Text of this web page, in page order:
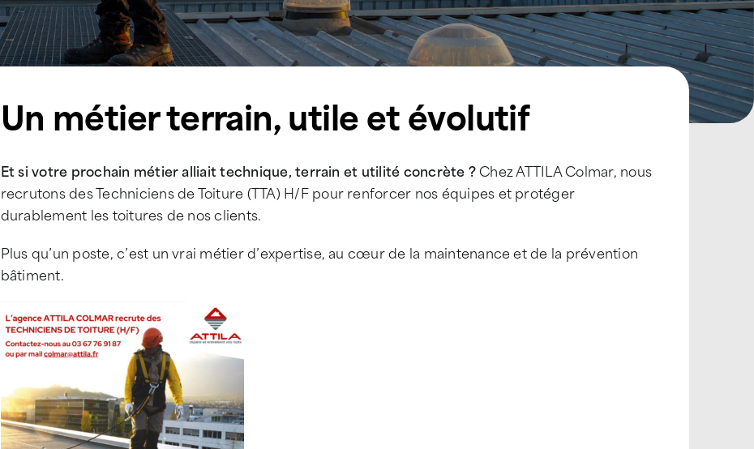
Un métier terrain, utile et évolutif
Et si votre prochain métier alliait technique, terrain et utilité concrète ?Chez ATTILA Colmar, nous
recrutons des Techniciens de Toiture (TTA) H/F pour renforcer nos équipes et protéger
durablement les toitures de nos clients.
Plus qu’un poste, c’est un vrai métier d’expertise, au cœur de la maintenance et de la prévention
bâtiment.